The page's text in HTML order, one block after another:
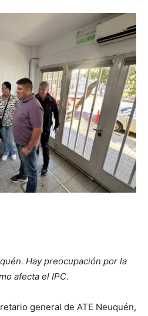
Hay preocupación por la
afecta el IPC.
general de ATE Neuquén,